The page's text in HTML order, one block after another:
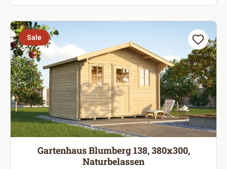
Sale
Gartenhaus Blumberg 138, 380x300,
Naturbelassen